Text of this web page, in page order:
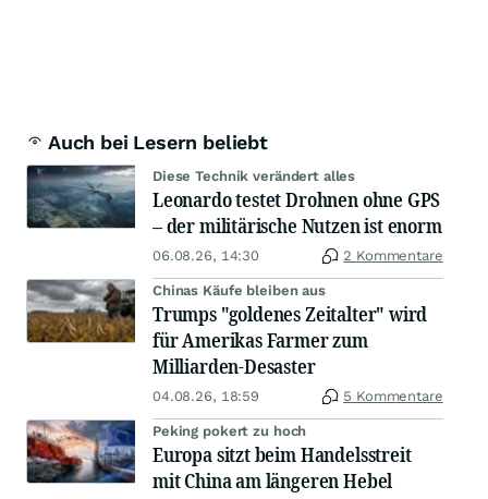
Auch bei Lesern beliebt
Diese Technik verändert alles
Leonardo testet Drohnen ohne GPS
– der militärische Nutzen ist enorm
06.08.26, 14:30 2 Kommentare
Chinas Käufe bleiben aus
Trumps "goldenes Zeitalter" wird
für Amerikas Farmer zum
Milliarden-Desaster
04.08.26, 18:59 5 Kommentare
Peking pokert zu hoch
Europa sitzt beim Handelsstreit
mit China am längeren Hebel